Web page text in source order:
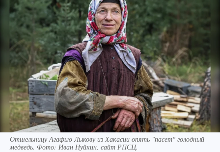
Отшельницу Агафью Лыкову из Хакасии опять "пасет" голодный
медведь. Фото: Иван Нуйкин, сайт РПСЦ.